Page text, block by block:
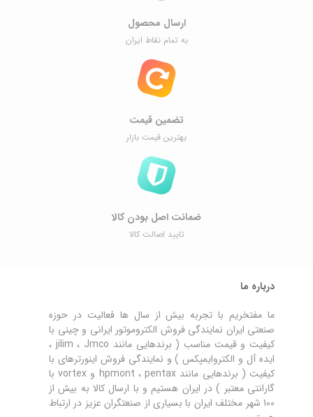
ارسال محصول
به تمام نقاط ایران
تضمین قیمت
بهترین قیمت بازار
ضمانت اصل ‌بودن کالا
تایید اصالت کالا
درباره ما
ما مفتخریم با تجربه بیش از سال ها فعالیت در حوزه
صنعتی ایران نمایندگی فروش الکتروموتور ایرانی و چینی با
کیفیت و قیمت مناسب ( برندهایی مانند jilim ، Jmco ،
ایده آل و الکتروایمپکس ) و نمایندگی فروش اینورترهای با
کیفیت ( برندهایی مانند hpmont ، pentax و vortex با
گارانتی معتبر ) در ایران هستیم و با ارسال کالا به بیش از
100 شهر مختلف ایران با بسیاری از صنعتگران عزیز در ارتباط